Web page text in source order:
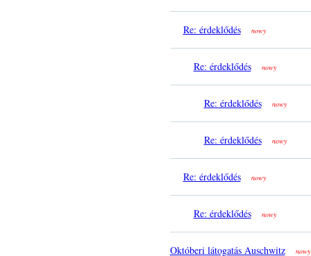
Re: érdeklődés nowy
Re: érdeklődés nowy
Re: érdeklődés nowy
Re: érdeklődés nowy
Re: érdeklődés nowy
Re: érdeklődés nowy
Októberi látogatás Auschwitz nowy